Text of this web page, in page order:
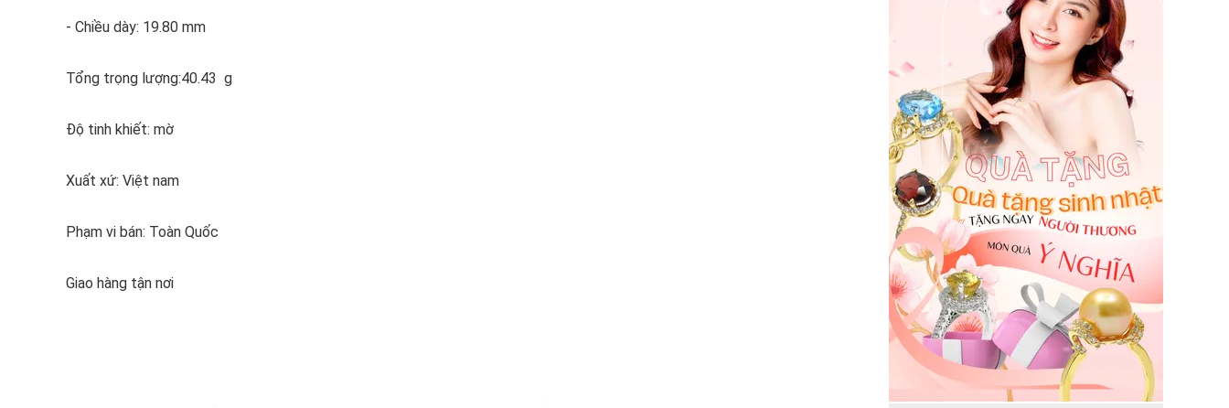
- Chiều dày: 19.80 mm
Tổng trọng lượng:40.43 g
Độ tinh khiết: mờ
Xuất xứ: Việt nam
Phạm vi bán: Toàn Quốc
Giao hàng tận nơi